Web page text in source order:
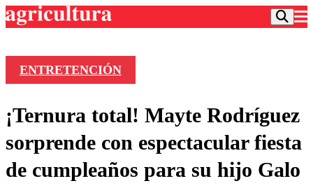
Frecuencias
Agricultura TV
Deportes
Colo Colo
Entretención
ENTRETENCIÓN
¡Ternura total! Mayte Rodríguez
sorprende con espectacular fiesta
de cumpleaños para su hijo Galo